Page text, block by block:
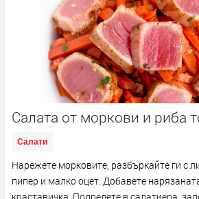
Салата от моркови и риба
Салати
Нарежете морковите, разбъркайте ги с
пипер и малко оцет. Добавете
краставичка. Подредете в салатиера,